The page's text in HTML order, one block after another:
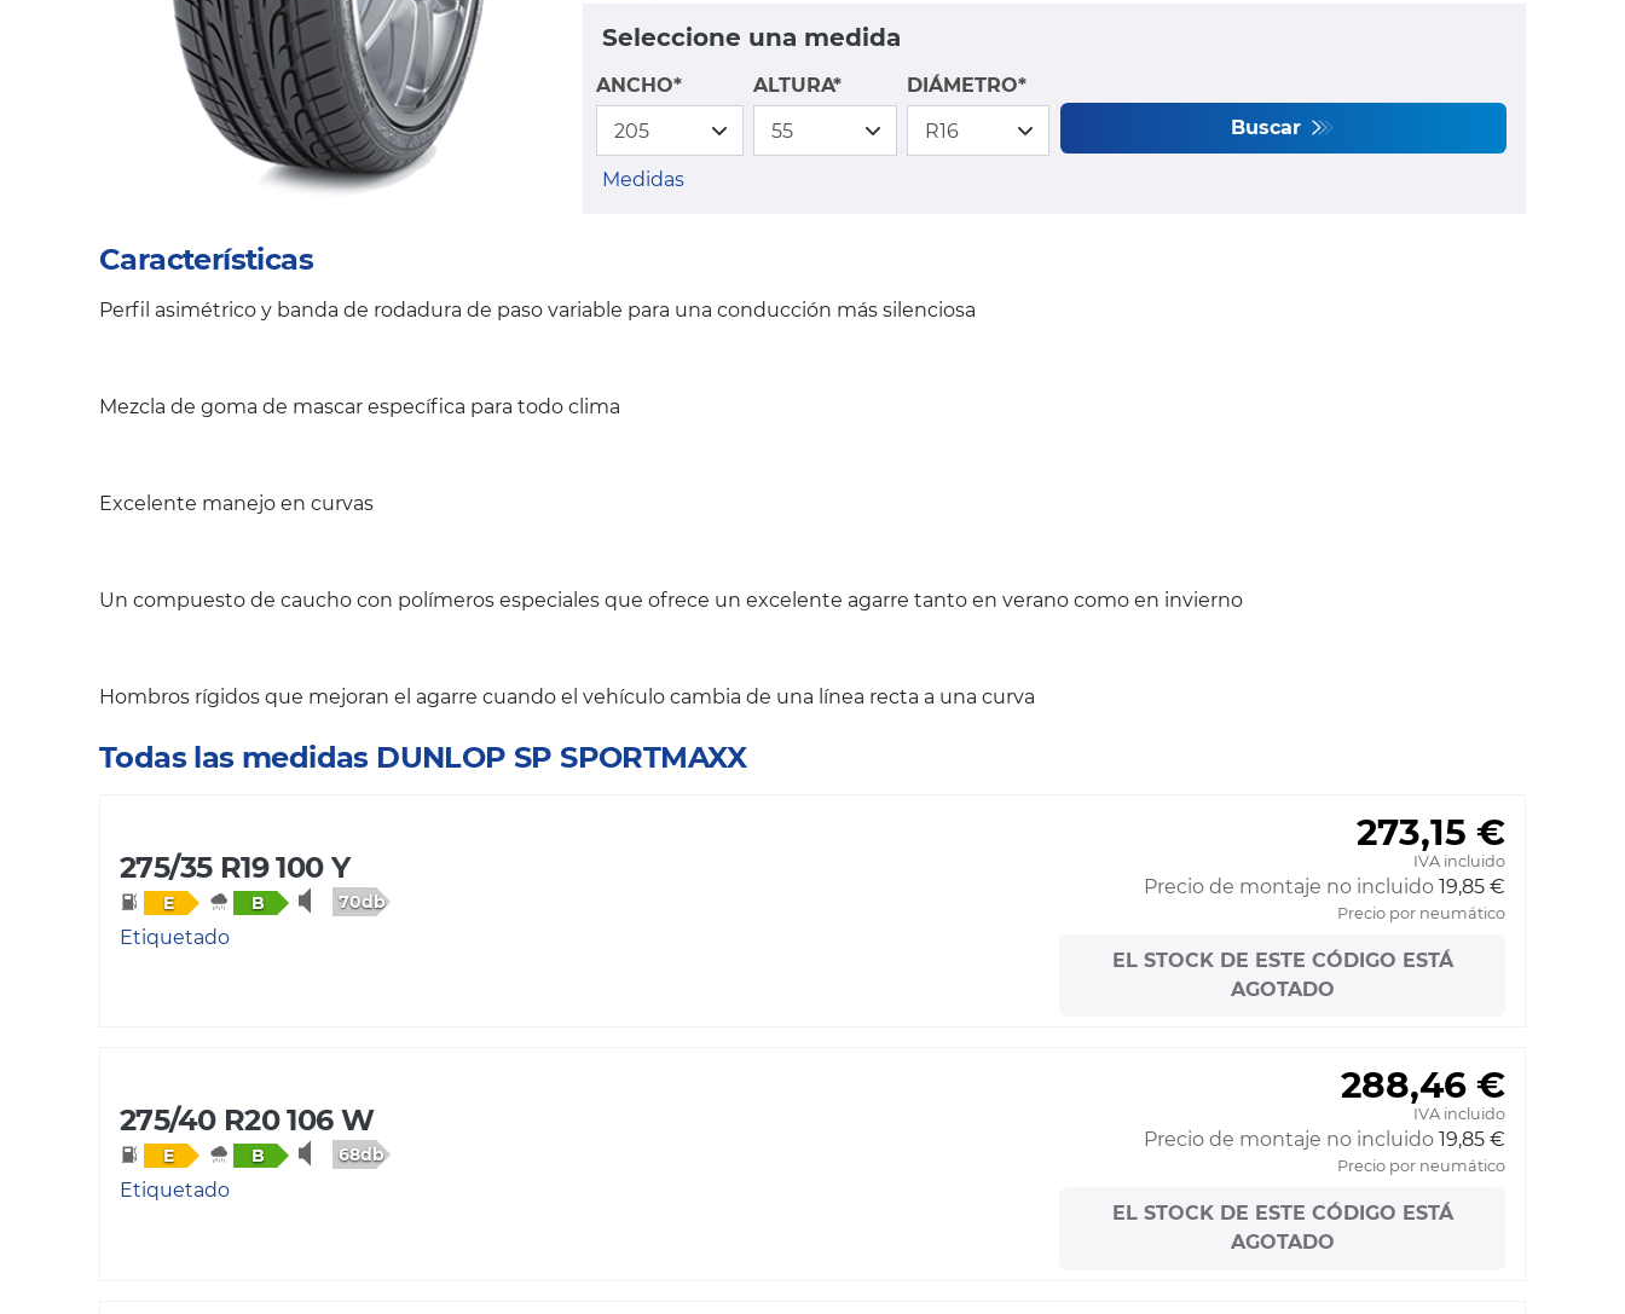
Seleccione una medida
ANCHO* ALTURA*
DIÁMETRO*
Buscar
Medidas
Características
Perfil asimétrico y banda de rodadura de paso variable para una conducción más silenciosa
Mezcla de goma de mascar específica para todo clima
Excelente manejo en curvas
Un compuesto de caucho con polímeros especiales que ofrece un excelente agarre tanto en verano como en invierno
Hombros rígidos que mejoran el agarre cuando el vehículo cambia de una línea recta a una curva
Todas las medidas DUNLOP SP SPORTMAXX
275/35 R19 100 Y
E B 70db
Etiquetado
273,15 €
IVA incluido
Precio de montaje no incluido 19,85 €
Precio por neumático
EL STOCK DE ESTE CÓDIGO ESTÁ
AGOTADO
275/40 R20 106 W
E B 68db
Etiquetado
288,46 €
IVA incluido
Precio de montaje no incluido 19,85 €
Precio por neumático
EL STOCK DE ESTE CÓDIGO ESTÁ
AGOTADO